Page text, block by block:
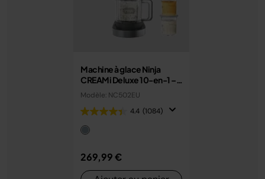
Machine à glace Ninja
CREAMi Deluxe 10-en-1 –
Glaces, sorbets et gelato
maison
Modèle: NC502EU
4.4 (1084)
269,99 €